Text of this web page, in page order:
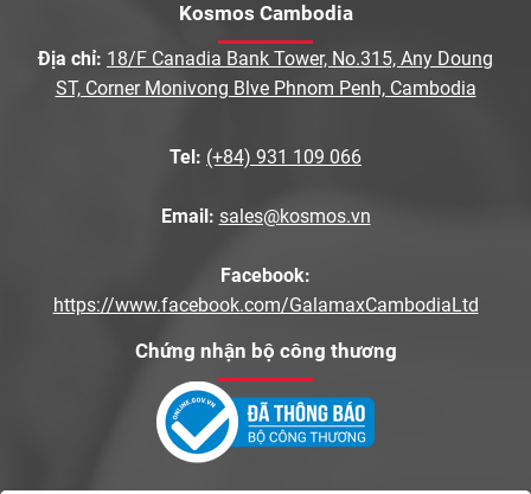
Kosmos Cambodia
Địa chỉ: 18/F Canadia Bank Tower, No.315, Any Doung
ST, Corner Monivong Blve Phnom Penh, Cambodia
Tel: (+84) 931 109 066
Email: sales@kosmos.vn
Facebook:
https://www.facebook.com/GalamaxCambodiaLtd
Chứng nhận bộ công thương